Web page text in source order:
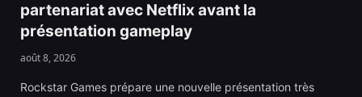
partenariat avec Netflix avant la
présentation gameplay
août 8, 2026
Rockstar Games prépare une nouvelle présentation très